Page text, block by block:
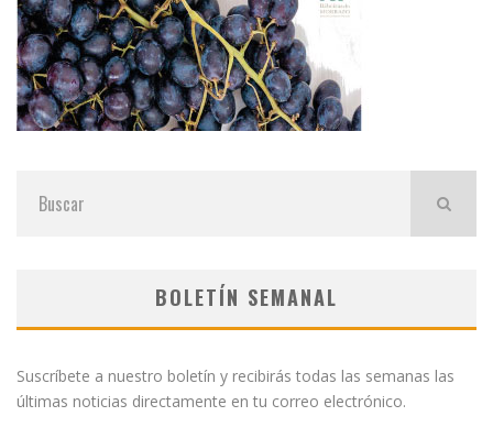
BOLETÍN SEMANAL
Suscríbete a nuestro boletín y recibirás todas las semanas las
últimas noticias directamente en tu correo electrónico.